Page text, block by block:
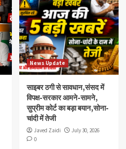
News Update
साइबर ठगी से सावधान,संसद में
विपक्ष-सरकार आमने-सामने,
सुप्रीम कोर्ट का बड़ा बयान,सोना-
चांदी में तेजी
Javed Zaidi
July 30, 2026
0